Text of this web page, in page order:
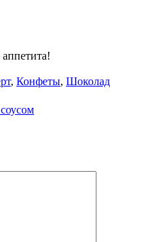
, Конфеты, Шоколад